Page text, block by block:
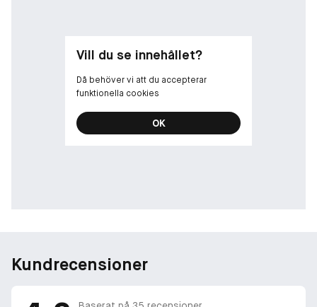
Vill du se innehållet?
Då behöver vi att du accepterar
funktionella cookies
OK
Kundrecensioner